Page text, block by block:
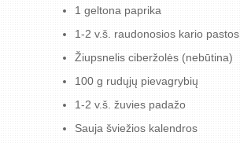
1 geltona paprika
1-2 v.š. raudonosios kario pastos
Žiupsnelis ciberžolės (nebūtina)
100 g rudųjų pievagrybių
1-2 v.š. žuvies padažo
Sauja šviežios kalendros